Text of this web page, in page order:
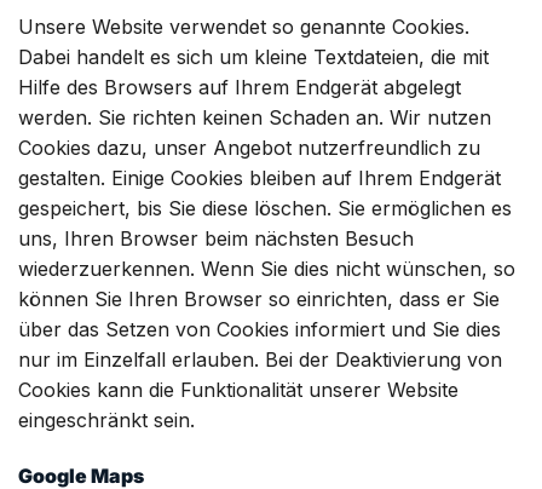
Unsere Website verwendet so genannte Cookies.
Dabei handelt es sich um kleine Textdateien, die mit
Hilfe des Browsers auf Ihrem Endgerät abgelegt
werden. Sie richten keinen Schaden an. Wir nutzen
Cookies dazu, unser Angebot nutzerfreundlich zu
gestalten. Einige Cookies bleiben auf Ihrem Endgerät
gespeichert, bis Sie diese löschen. Sie ermöglichen es
uns, Ihren Browser beim nächsten Besuch
wiederzuerkennen. Wenn Sie dies nicht wünschen, so
können Sie Ihren Browser so einrichten, dass er Sie
über das Setzen von Cookies informiert und Sie dies
nur im Einzelfall erlauben. Bei der Deaktivierung von
Cookies kann die Funktionalität unserer Website
eingeschränkt sein.
Google Maps